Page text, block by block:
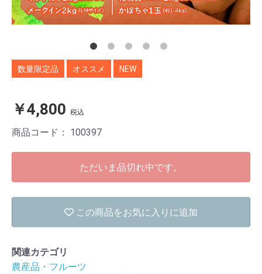
数量限定品 オススメ NEW
￥4,800 税込
商品コード： 100397
ただいま品切れ中です。
この商品をお気に入りに追加
関連カテゴリ
農産品・フルーツ